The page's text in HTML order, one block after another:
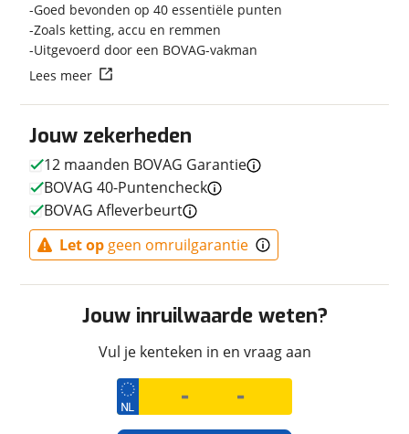
Techniek
Transmissie
Afmetingen en gewicht
Maximaal toelaatbaar
gewicht
Uiterlijk
Zwart
Jouw zekerheden
12 maanden BOVAG Garantie
BOVAG 40-Puntencheck
BOVAG Afleverbeurt
Let op geen omruilgarantie
Jouw inruilwaarde weten?
Vul je kenteken in en vraag aan
Goed bevonden op 40 essentiële punten
Zoals ketting, accu en remmen
Uitgevoerd door een BOVAG-vakman
Lees meer